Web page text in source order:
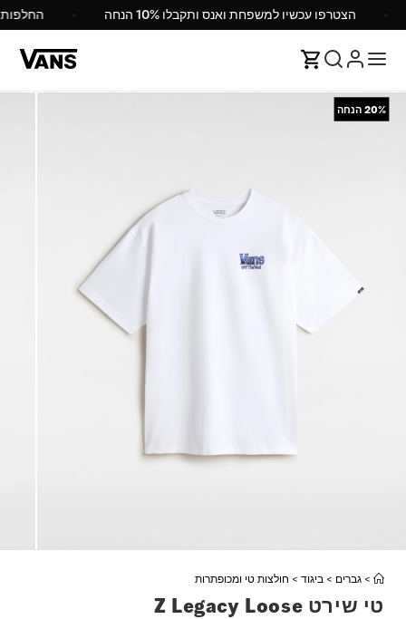
הצטרפו עכשיו למשפחת ואנס ותקבלו 10% הנחה
20% הנחה
> גברים > ביגוד > חולצות טי ומכופתרות
טי שירט Z Legacy Loose